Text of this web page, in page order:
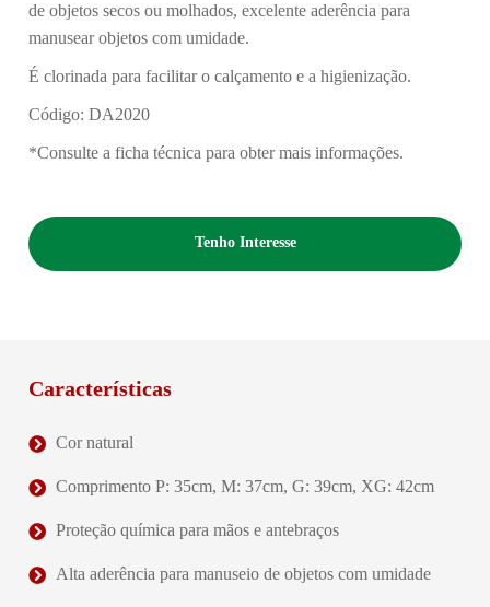
de objetos secos ou molhados, excelente aderência para
manusear objetos com umidade.
É clorinada para facilitar o calçamento e a higienização.
Código: DA2020
*Consulte a ficha técnica para obter mais informações.
Tenho Interesse
Características
Cor natural
Comprimento P: 35cm, M: 37cm, G: 39cm, XG: 42cm
Proteção química para mãos e antebraços
Alta aderência para manuseio de objetos com umidade